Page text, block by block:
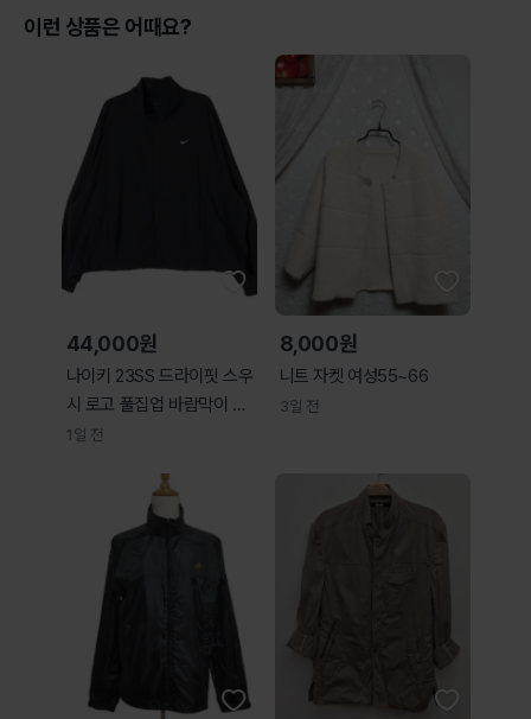
이런 상품은 어때요?
44,000원
나이키 23SS 드라이핏 스우
시 로고 풀집업 바람막이 재
킷
1일 전
8,000원
니트 자켓 여성55~66
3일 전